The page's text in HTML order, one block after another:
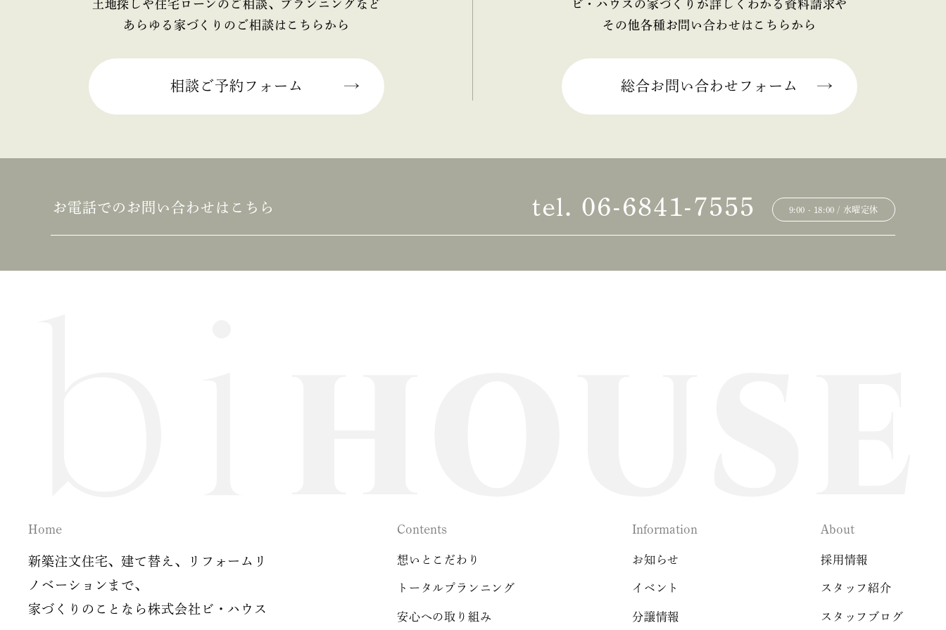
2025年4月
2025年2月
2024年10月
2023年11月
2023年10月
2023年9月
土地探しや住宅ローンのご相談、プランニングなど
あらゆる家づくりのご相談はこちらから
相談ご予約フォーム
ビ・ハウスの家づくりが詳しくわかる資料請求や
その他各種お問い合わせはこちらから
総合お問い合わせフォーム
お電話でのお問い合わせはこちら tel. 06-6841-7555 9:00 - 18:00 / 水曜定休
Home
新築注文住宅、建て替え、リフォームリ
ノベーションまで、
家づくりのことなら株式会社ビ・ハウス
Contents
想いとこだわり
トータルプランニング
安心への取り組み
Information
お知らせ
イベント
分譲情報
About
採用情報
スタッフ紹介
スタッフブログ